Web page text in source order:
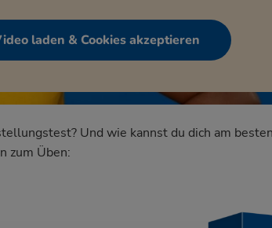
laden & Cookies akzeptieren
Und wie kannst du dich am
zum Üben: